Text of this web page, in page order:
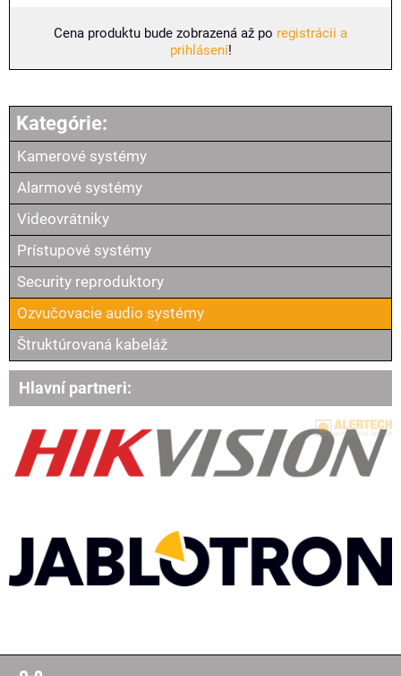
Cena produktu bude zobrazená až po registrácii a
prihlásení!
Kamerové systémy
Alarmové systémy
Videovrátniky
Prístupové systémy
Security reproduktory
Ozvučovacie audio systémy
Štruktúrovaná kabeláž
Hlavní partneri: